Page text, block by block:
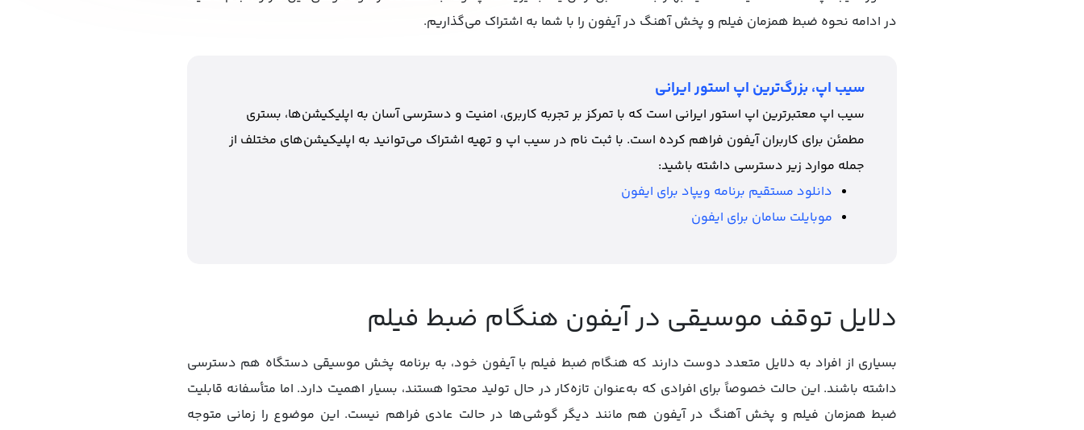
در ادامه نحوه ضبط همزمان فیلم و پخش آهنگ در آیفون را با شما به اشتراک می‌گذاریم.
سیب اپ، بزرگ‌ترین اپ استور ایرانی
سیب اپ معتبرترین اپ استور ایرانی است که با تمرکز بر تجربه کاربری، امنیت و دسترسی آسان به اپلیکیشن‌ها، بستری
مطمئن برای کاربران آیفون فراهم کرده است. با ثبت نام در سیب اپ و تهیه اشتراک می‌توانید به اپلیکیشن‌های مختلف از
جمله موارد زیر دسترسی داشته باشید:
دانلود مستقیم برنامه ویپاد برای ایفون
موبایلت سامان برای ایفون
دلایل توقف موسیقی در آیفون هنگام ضبط فیلم
بسیاری از افراد به دلایل متعدد دوست دارند که هنگام ضبط فیلم با آیفون خود، به برنامه پخش موسیقی دستگاه هم دسترسی
داشته باشند. این حالت خصوصاً برای افرادی که به‌عنوان تازه‌کار در حال تولید محتوا هستند، بسیار اهمیت دارد. اما متأسفانه قابلیت
ضبط همزمان فیلم و پخش آهنگ در آیفون هم مانند دیگر گوشی‌ها در حالت عادی فراهم نیست. این موضوع را زمانی متوجه